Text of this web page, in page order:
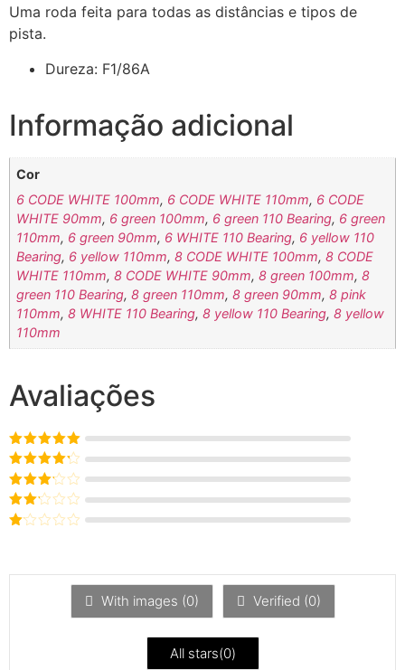
Uma roda feita para todas as distâncias e tipos de
pista.
Dureza: F1/86A
Informação adicional
Cor
6 CODE WHITE 100mm, 6 CODE WHITE 110mm, 6 CODE
WHITE 90mm, 6 green 100mm, 6 green 110 Bearing, 6 green
110mm, 6 green 90mm, 6 WHITE 110 Bearing, 6 yellow 110
Bearing, 6 yellow 110mm,8 CODE WHITE 100mm,8 CODE
WHITE 110mm,8 CODE WHITE 90mm,8 green 100mm,8
green 110 Bearing,8 green 110mm,8 green 90mm,8 pink
110mm,8 WHITE 110 Bearing,8 yellow 110 Bearing,8 yellow
110mm
Avaliações
Avaliação5
Avaliação
de 5
Avaliação
Avaliação
5
With images (0) Verified (0)
All stars(0)